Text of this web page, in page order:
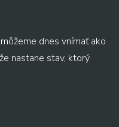
dnes vnímať ako
nastane stav, ktorý